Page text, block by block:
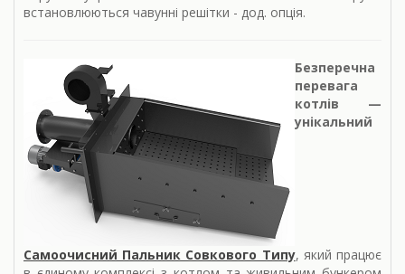
встановлюються чавунні решітки - дод. опція.
Безперечна
перевага
котлів —
унікальний
Самоочисний Пальник Совкового Типу, який працює